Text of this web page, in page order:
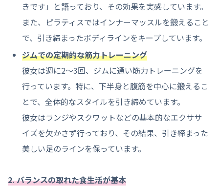
きです」と語っており、その効果を実感しています。
また、ピラティスではインナーマッスルを鍛えること
で、引き締まったボディラインをキープしています。
ジムでの定期的な筋力トレーニング
彼女は週に2〜3回、ジムに通い筋力トレーニングを
行っています。特に、下半身と腹筋を中心に鍛えるこ
とで、全体的なスタイルを引き締めています。
彼女はランジやスクワットなどの基本的なエクササ
イズを欠かさず行っており、その結果、引き締まった
美しい足のラインを保っています。
2. バランスの取れた食生活が基本